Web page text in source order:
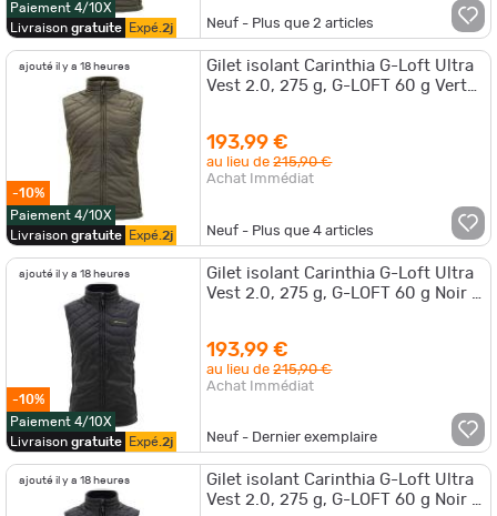
Paiement 4/10X
Livraison gratuite Expé.2j Neuf - Plus que2 articles
ajouté il y a 18 heures
-10%
Paiement 4/10X
Livraison gratuite Expé. 2j
Gilet isolant Carinthia G-Loft Ultra
Vest 2.0, 275 g, G-LOFT 60 g Vert
193,99 €
au lieu de215,90 €
Achat Immédiat
Neuf - Plus que4 articles
ajouté il y a 18 heures
-10%
Paiement 4/10X
Livraison gratuite Expé. 2j
Gilet isolant Carinthia G-Loft Ultra
Vest 2.0, 275 g, G-LOFT 60 g Noir -
193,99 €
au lieu de215,90 €
Achat Immédiat
Neuf - Dernier exemplaire
ajouté il y a 18 heures
Gilet isolant Carinthia G-Loft Ultra
Vest 2.0, 275 g, G-LOFT 60 g Noir -